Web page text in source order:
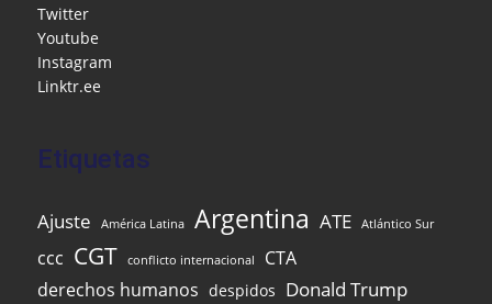
o
k
Twitter
Youtube
Instagram
Linktr.ee
Etiquetas
Ajuste América Latina Argentina ATE Atlántico Sur
ccc CGT conflicto internacional
CTA
derechos humanos despidos Donald Trump